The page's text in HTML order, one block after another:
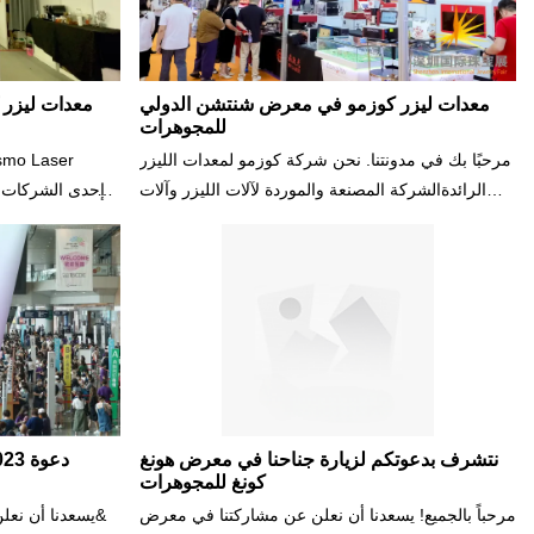
معدات
آلات الليزر
معرض تجاري
الرئيسي
بكل شيء عن
الزوار،
معدات ليزر كوزمو في معرض شنتشن الدولي
للمجوهرات
مرحبًا بك في مدونتنا. نحن شركة كوزمو لمعدات الليزر
الرائدةالشركة المصنعة والموردة لآلات الليزر وآلات
نتشرف بدعوتكم لزيارة جناحنا في معرض هونغ
كونغ للمجوهرات
مرحباً بالجميع! يسعدنا أن نعلن عن مشاركتنا في معرض